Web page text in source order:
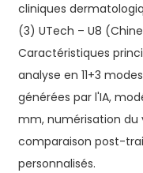
cliniques
(3) UTech – U8
Caractéristiques
analyse en 11+3
générées par l'IA,
mm, numérisation du
comparaison post-
personnalisés.